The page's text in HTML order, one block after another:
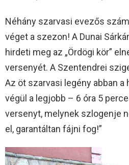
Néhány szarvasi evezős
véget a szezon! A Dunai
hirdeti meg az „Ördögi kör”
versenyét. A Szentendrei
Az öt szarvasi legény abban a
végül a legjobb – 6 óra 5
versenyt, melynek szlogenje
el, garantáltan fájni fog!”